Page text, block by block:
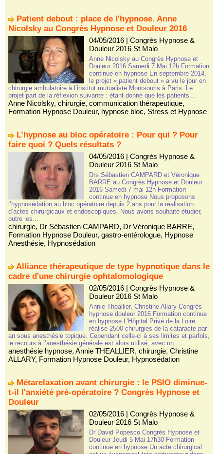
Patient debout : place de l'hypnose. Anne
Nicolsky au Congrès Hypnose et Douleur 2016
04/05/2016| Congrès Hypnose &
Douleur 2016 St Malo
Anne Nicolsky au Congrès Hypnose et
Douleur 2016 Samedi 7 Mai 12h Formation
continue en hypnose En septembre 2014,
le projet « patient debout » a vu le jour en
chirurgie ambulatoire à l’institut mutualiste Montsouris à Paris. Le
projet part de la réflexion suivante : étant donné que les patients...
Anne Nicolsky, chirurgie, communication thérapeutique,
Formation Hypnose Douleur, hypnose bloc, Stress et Hypnose
L’hypnose au bloc opératoire : Pour qui ? Pour
faire quoi ? Quels résultats ?
04/05/2016| Congrès Hypnose &
Douleur 2016 St Malo
Drs Sébastien CAMPARD et Véronique
BARRE au Congrès Hypnose et Douleur
2016 Samedi 7 mai 12h Formation
continue en hypnose Nous proposons
l’hypnosédation au bloc opératoire depuis 2 ans pour la réalisation
d’actes chirurgicaux et endoscopiques. Nous avons souhaité étudier,
outre les...
chirurgie, Dr Sébastien CAMPARD, Dr Véronique BARRE,
Formation Hypnose Douleur, gastro-entérologue, Hypnose
Anesthésie, Hypnosédation
Alliance thérapeutique de type hypnotique dans le
cadre d'une chirurgie ophtalomologique
02/05/2016| Congrès Hypnose &
Douleur 2016 St Malo
Annie Theallier, Christine Allary Congrès
hypnose douleur 2016 Formation continue
en hypnose L’Hôpital Privé de la Loire
réalise 2500 chirurgies de la cataracte par
an sous anesthésie topique. Cependant celle-ci à ses limites et parfois,
le recours à l’anesthésie générale est alors utilisé, avec un...
anesthésie hypnose, Annie THEALLIER, chirurgie, Christine
ALLARY, Formation Hypnose Douleur, Hypnosédation
Métarelaxation avant chirurgie : le PSIO diminue-
t-il l'anxiété pré-opératoire ? Congrès Hypnose et
Douleur
02/05/2016| Congrès Hypnose &
Douleur 2016 St Malo
Dr David Popesco Congrès Hypnose et
Douleur Jeudi 5 Mai 17h30 Formation
continue en hypnose Un acte chirurgical